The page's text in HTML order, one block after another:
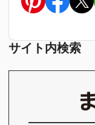
サイト内検索